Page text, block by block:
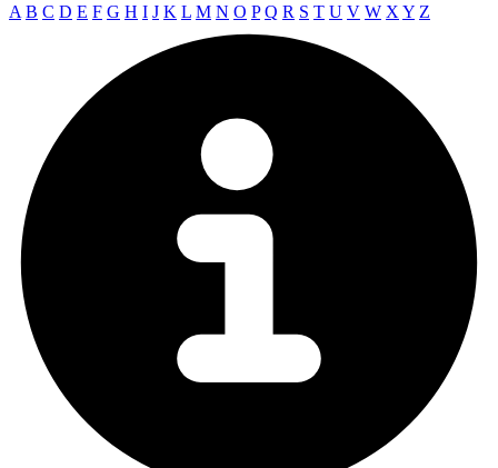
A B C D E F G H I J K L M N O P Q R S T U V W X Y Z